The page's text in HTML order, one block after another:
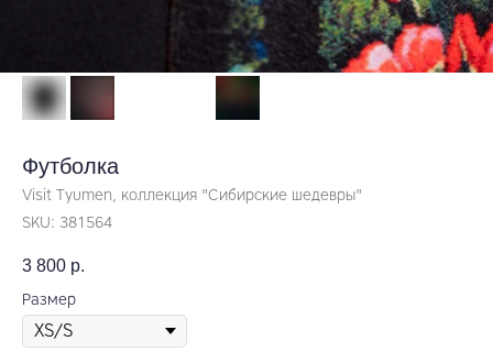
Футболка
Visit Tyumen, коллекция "Сибирские шедевры"
SKU: 381564
3 800 р.
Размер